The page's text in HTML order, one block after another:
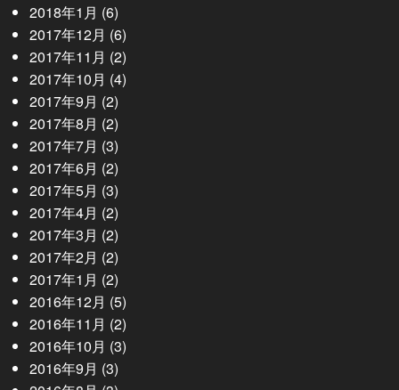
2018年1月 (6)
2017年12月 (6)
2017年11月 (2)
2017年10月 (4)
2017年9月 (2)
2017年8月 (2)
2017年7月 (3)
2017年6月 (2)
2017年5月 (3)
2017年4月 (2)
2017年3月 (2)
2017年2月 (2)
2017年1月 (2)
2016年12月 (5)
2016年11月 (2)
2016年10月 (3)
2016年9月 (3)